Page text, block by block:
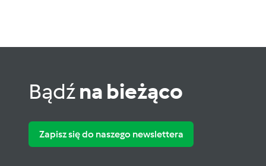
Bądźna bieżąco
Zapisz się do naszego newslettera